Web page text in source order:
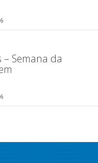
– Semana da